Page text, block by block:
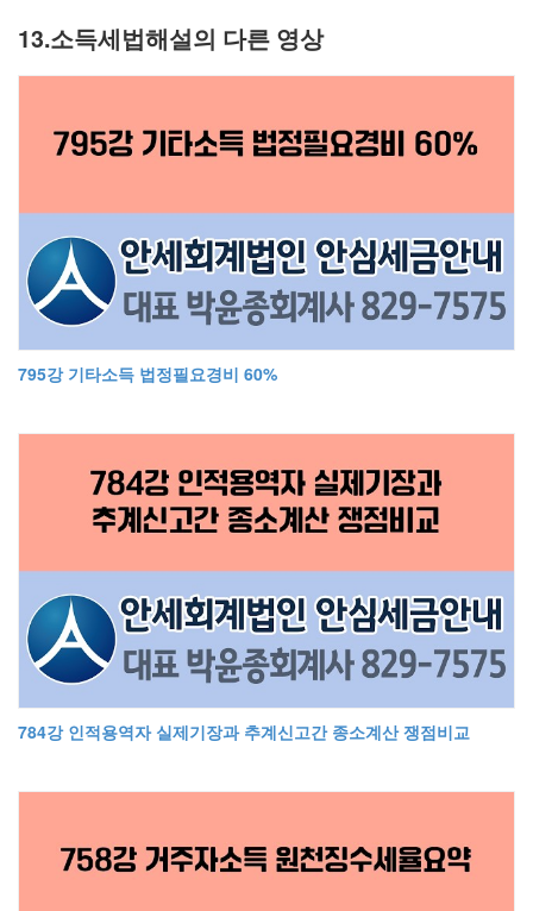
13.소득세법해설의 다른 영상
795강 기타소득 법정필요경비 60%
784강 인적용역자 실제기장과 추계신고간 종소계산 쟁점비교